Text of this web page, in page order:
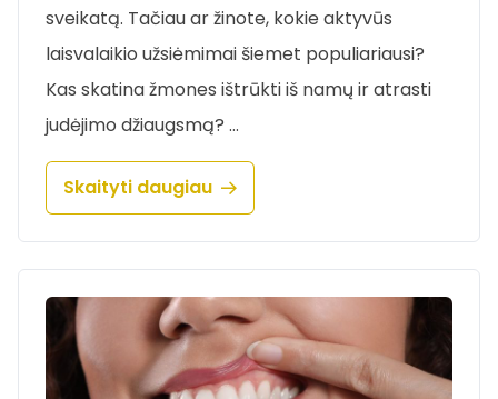
sveikatą. Tačiau ar žinote, kokie aktyvūs
laisvalaikio užsiėmimai šiemet populiariausi?
Kas skatina žmones ištrūkti iš namų ir atrasti
judėjimo džiaugsmą? …
Skaityti daugiau